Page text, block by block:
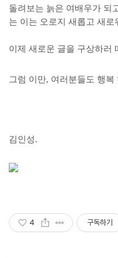
돌려보는 늙은 여배우가 되
는 이는 오로지 새롭고 새로
이제 새로운 글을 구상하러
그럼 이만, 여러분들도 행복
김인성.
4 구독하기